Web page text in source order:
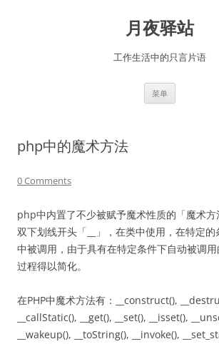
月夜驿站
工作生活中的只言片语
菜单
php中的魔术方法
0 Comments
php中内置了不少被赋予魔术性质的「魔术
双下划线开头「__」，在类中使用，在特定
中被调用，由于具有在特定条件下自动被调
过程得以简化。
在PHP中魔术方法有：__construct(),
__callStatic(), __get(), __set(), __isset(),
__wakeup(), __toString(), __invoke(),